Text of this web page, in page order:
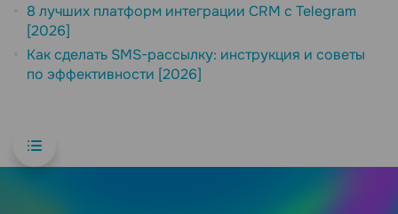
8 лучших платформ интеграции CRM с Telegram
[2026]
Как сделать SMS-рассылку: инструкция и советы
по эффективности [2026]